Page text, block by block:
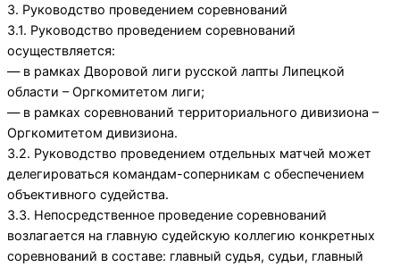
3. Руководство проведением соревнований
3.1. Руководство проведением соревнований
осуществляется:
— в рамках Дворовой лиги русской лапты Липецкой
области – Оргкомитетом лиги;
— в рамках соревнований территориального дивизиона –
Оргкомитетом дивизиона.
3.2. Руководство проведением отдельных матчей может
делегироваться командам-соперникам с обеспечением
объективного судейства.
3.3. Непосредственное проведение соревнований
возлагается на главную судейскую коллегию конкретных
соревнований в составе: главный судья, судьи, главный